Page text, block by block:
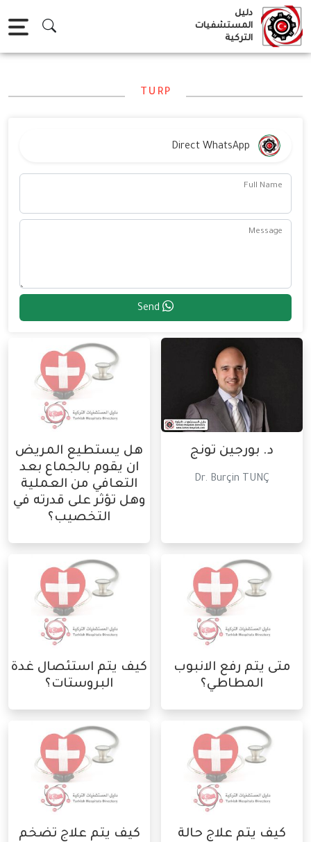
Skip
content
دليل
المستشفيات
التركية
TURP
Full Name
Message
د. بورجين تونج
Dr. Burçin TUNÇ
هل يستطيع المريض
ان يقوم بالجماع بعد
التعافي من العملية
وهل تؤثر على قدرته في
التخصيب؟
متى يتم رفع الانبوب
المطاطي؟
كيف يتم استئصال غدة
البروستات؟
كيف يتم علاج حالة
كيف يتم علاج تضخم